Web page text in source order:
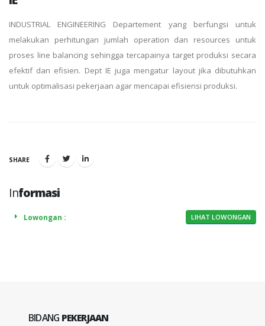
INDUSTRIAL ENGINEERING Departement yang berfungsi untuk
melakukan perhitungan jumlah operation dan resources untuk
proses line balancing sehingga tercapainya target produksi secara
efektif dan efisien. Dept IE juga mengatur layout jika dibutuhkan
untuk optimalisasi pekerjaan agar mencapai efisiensi produksi.
SHARE
Informasi
Lowongan : LIHAT LOWONGAN
BIDANG PEKERJAAN